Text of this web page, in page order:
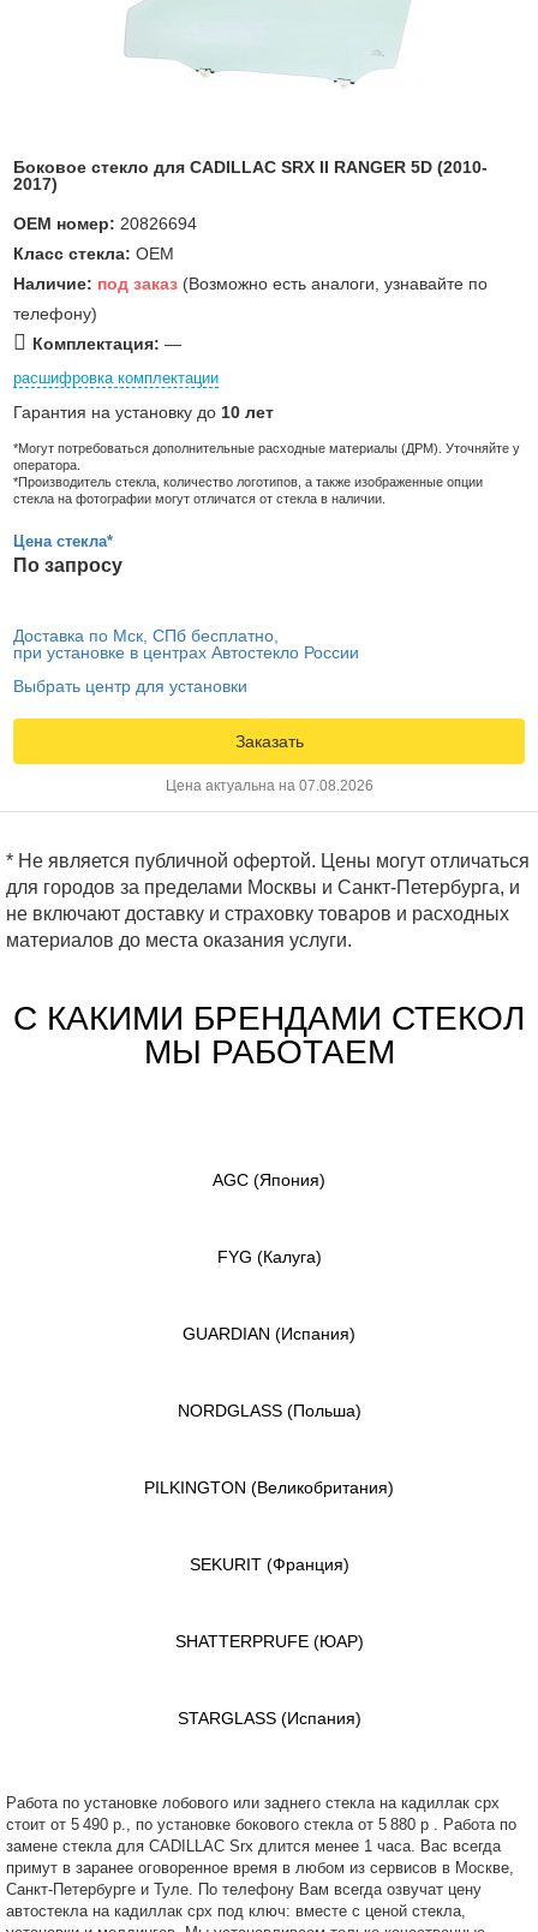
Боковое стекло для CADILLAC SRX II RANGER 5D (2010-
2017)
OEM номер: 20826694
Класс стекла: OEM
Наличие: под заказ (Возможно есть аналоги, узнавайте по
телефону)
Комплектация: —
расшифровка комплектации
Гарантия на установку до 10 лет
*Могут потребоваться дополнительные расходные материалы (ДРМ). Уточняйте у
оператора.
*Производитель стекла, количество логотипов, а также изображенные опции
стекла на фотографии могут отличатся от стекла в наличии.
Цена стекла*
По запросу
Доставка по Мск, СПб бесплатно,
при установке в центрах Автостекло России
Выбрать центр для установки
Заказать
Цена актуальна на 07.08.2026
* Не является публичной офертой. Цены могут отличаться
для городов за пределами Москвы и Санкт-Петербурга, и
не включают доставку и страховку товаров и расходных
материалов до места оказания услуги.
С КАКИМИ БРЕНДАМИ СТЕКОЛ
МЫ РАБОТАЕМ
AGC (Япония)
FYG (Калуга)
GUARDIAN (Испания)
NORDGLASS (Польша)
PILKINGTON (Великобритания)
SEKURIT (Франция)
SHATTERPRUFE (ЮАР)
STARGLASS (Испания)
Работа по установке лобового или заднего стекла на кадиллак срх
стоит от 5 490 р., по установке бокового стекла от 5 880 р . Работа по
замене стекла для CADILLAC Srx длится менее 1 часа. Вас всегда
примут в заранее оговоренное время в любом из сервисов в Москве,
Санкт-Петербурге и Туле. По телефону Вам всегда озвучат цену
автостекла на кадиллак срх под ключ: вместе с ценой стекла,